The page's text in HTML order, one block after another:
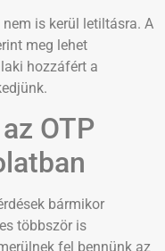
nem is kerül letiltásra. A
meg lehet
hozzáfért a
az OTP
bármikor
többször is
fel bennünk az